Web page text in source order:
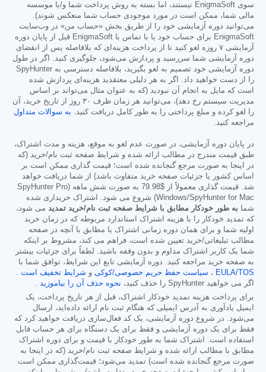
سوی EnigmaSoft نیستند، اما بسته به روش پرداخت شما و/یا موسسه
مالی شما، ممکن است در مورد موجودی حساب شما منعکس شوند).
می‌توانید دوره آزمایشی خود را از طریق بخش «حساب من» در وب‌سایت
EnigmaSoft برای حساب خود یا با تماس با EnigmaSoft قبل از پایان دوره
آزمایشی ۷ روزه لغو کنید تا از پرداخت هزینه‌ای که بلافاصله پس از انقضای
دوره آزمایشی شما سررسید و پردازش می‌شود، جلوگیری کنید. اگر در طول
دوره آزمایشی خود تصمیم به لغو بگیرید، بلافاصله دسترسی به SpyHunter
را از دست خواهید داد. اگر به هر دلیلی معتقدید هزینه‌ای پردازش شده
است که مایل به انجام آن نبودید (که به عنوان مثال می‌تواند بر اساس
مدیریت سیستم رخ دهد)، می‌توانید هر زمان ظرف ۳۰ روز از تاریخ خرید، آن
را لغو کرده و مبلغ پرداختی را به طور کامل دریافت کنید. به سوالات متداول
مراجعه کنید.
در پایان دوره آزمایشی، در صورت عدم لغو به موقع، هزینه و مدت اشتراک،
طبق قیمت مندرج در مطالب ارائه شده و شرایط صفحه ثبت نام/خرید (که
در اینجا به صورت مرجع گنجانده شده است؛ قیمت گذاری ممکن است بر
اساس کشور یا جزئیات صفحه خرید متفاوت باشد) از شما دریافت خواهد
شد. قیمت گذاری معمولاً از $79.98
به صورت شش ماهه (SpyHunter Pro
Windows/SpyHunter for Mac) شروع می شود. اشتراک خریداری شده
شما به طور خودکار مطابق با شرایط صفحه ثبت نام/خرید تمدید می شود،
که تمدید خودکار را با هزینه اشتراک استاندارد مربوطه که در زمان خرید
اولیه شما و برای همان دوره زمانی اشتراک یا مطابق با آنچه در صفحه
مطالب تبلیغاتی/خرید تعیین شده است، فراهم می کند، مشروط بر اینکه
شما یک کاربر اشتراک مداوم و بدون وقفه باشید. لطفاً برای جزئیات بیشتر
به صفحه خرید مراجعه کنید. دوره آزمایشی تابع این شرایط، توافق شما با
EULA/TOS ، سیاست حفظ حریم خصوصی/کوکی و شرایط تخفیف است .
اگر می خواهید SpyHunter را حذف کنید،
نحوه حذف آن را بیاموزید .
برای پرداخت هزینه تمدید خودکار اشتراک، قبل از هر تاریخ پرداخت، یک
ایمیل یادآوری به آدرس ایمیلی که هنگام ثبت نام ارائه داده‌اید، ارسال
می‌شود. در شروع دوره آزمایشی، یک کد فعال‌سازی دریافت خواهید کرد که
فقط برای یک دوره آزمایشی و فقط برای یک دستگاه برای هر حساب قابل
استفاده است. اشتراک شما به طور خودکار با قیمت و برای دوره اشتراک
مطابق با مطالب ارائه شده و شرایط صفحه ثبت نام/خرید (که در اینجا به
صورت مرجع گنجانده شده است) تمدید می‌شود؛ قیمت‌گذاری ممکن است